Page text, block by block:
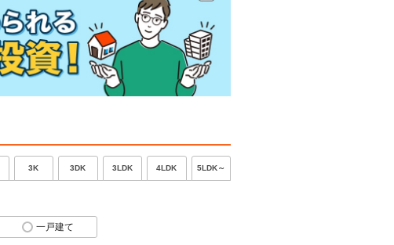
3K 3DK 3LDK 4LDK 5LDK～
一戸建て